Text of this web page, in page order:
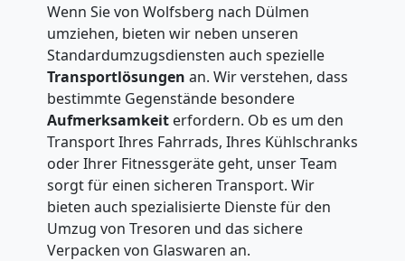
Wenn Sie von Wolfsberg nach Dülmen
umziehen, bieten wir neben unseren
Standardumzugsdiensten auch spezielle
Transportlösungen an. Wir verstehen, dass
bestimmte Gegenstände besondere
Aufmerksamkeit erfordern. Ob es um den
Transport Ihres Fahrrads, Ihres Kühlschranks
oder Ihrer Fitnessgeräte geht, unser Team
sorgt für einen sicheren Transport. Wir
bieten auch spezialisierte Dienste für den
Umzug von Tresoren und das sichere
Verpacken von Glaswaren an.